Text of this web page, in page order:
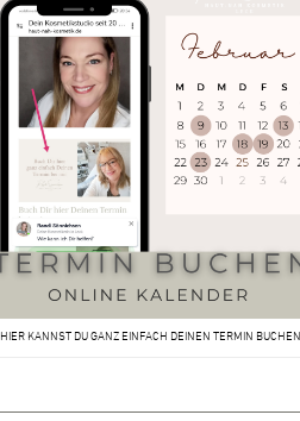
HIER KANNST DU GANZ EINFACH DEINEN TERMIN BUCHEN